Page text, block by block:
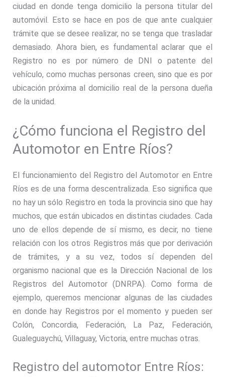
ciudad en donde tenga domicilio la persona titular del
automóvil. Esto se hace en pos de que ante cualquier
trámite que se desee realizar, no se tenga que trasladar
demasiado. Ahora bien, es fundamental aclarar que el
Registro no es por número de DNI o patente del
vehículo, como muchas personas creen, sino que es por
ubicación próxima al domicilio real de la persona dueña
de la unidad.
¿Cómo funciona el Registro del
Automotor en Entre Ríos?
El funcionamiento del Registro del Automotor en Entre
Ríos es de una forma descentralizada. Eso significa que
no hay un sólo Registro en toda la provincia sino que hay
muchos, que están ubicados en distintas ciudades. Cada
uno de ellos depende de sí mismo, es decir, no tiene
relación con los otros Registros más que por derivación
de trámites, y a su vez, todos sí dependen del
organismo nacional que es la Dirección Nacional de los
Registros del Automotor (DNRPA). Como forma de
ejemplo, queremos mencionar algunas de las ciudades
en donde hay Registros por el momento y pueden ser
Colón, Concordia, Federación, La Paz, Federación,
Gualeguaychú, Villaguay, Victoria, entre muchas otras.
Registro del automotor Entre Ríos: